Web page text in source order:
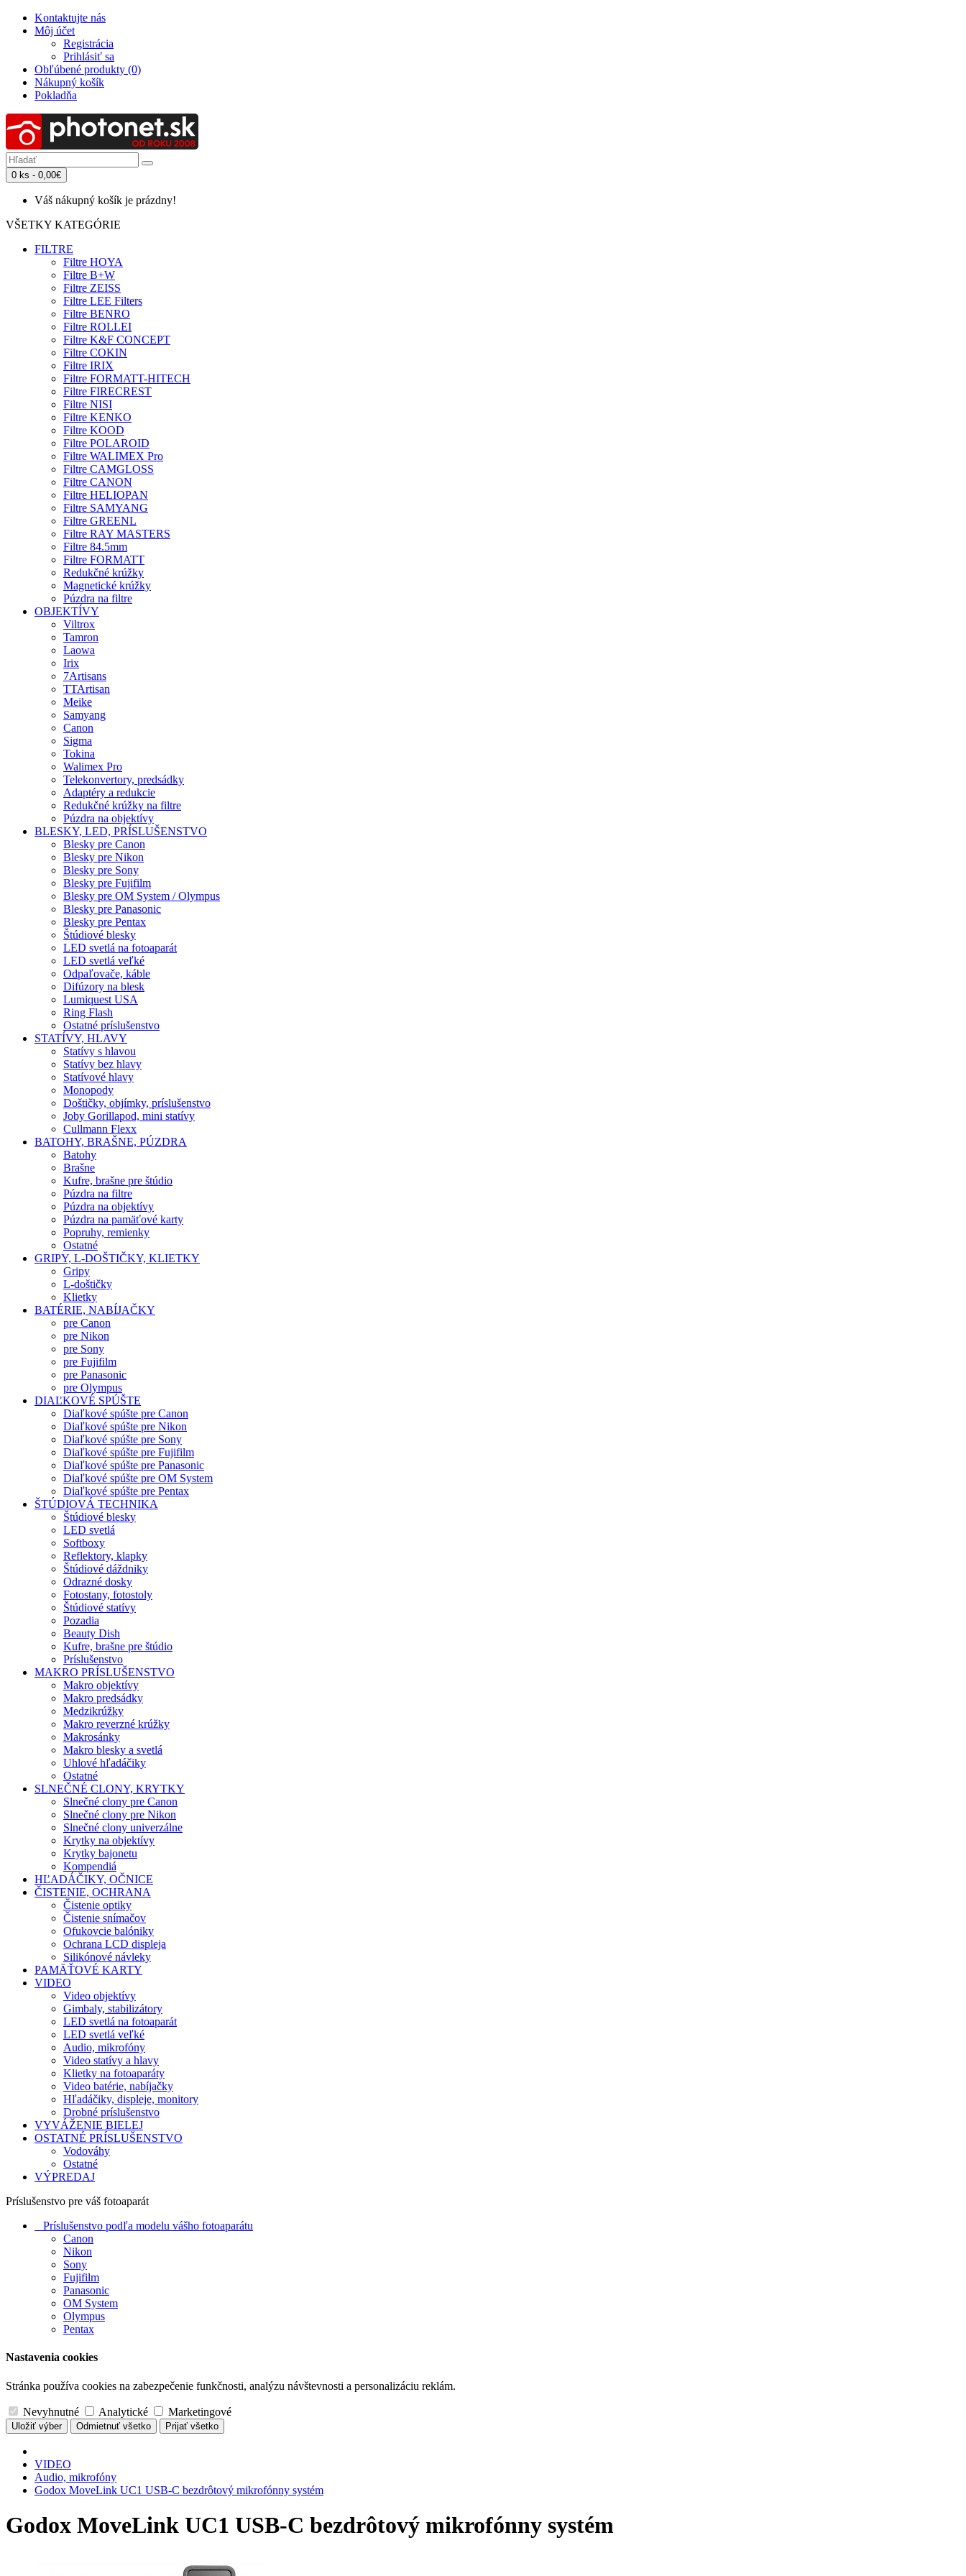
Kontaktujte nás
Môj účet
Registrácia
Prihlásiť sa
Obľúbené produkty (0)
Nákupný košík
Pokladňa
0 ks - 0,00€
Váš nákupný košík je prázdny!
VŠETKY KATEGÓRIE
FILTRE
Filtre HOYA
Filtre B+W
Filtre ZEISS
Filtre LEE Filters
Filtre BENRO
Filtre ROLLEI
Filtre K&F CONCEPT
Filtre COKIN
Filtre IRIX
Filtre FORMATT-HITECH
Filtre FIRECREST
Filtre NISI
Filtre KENKO
Filtre KOOD
Filtre POLAROID
Filtre WALIMEX Pro
Filtre CAMGLOSS
Filtre CANON
Filtre HELIOPAN
Filtre SAMYANG
Filtre GREENL
Filtre RAY MASTERS
Filtre 84.5mm
Filtre FORMATT
Redukčné krúžky
Magnetické krúžky
Púzdra na filtre
OBJEKTÍVY
Viltrox
Tamron
Laowa
Irix
7Artisans
TTArtisan
Meike
Samyang
Canon
Sigma
Tokina
Walimex Pro
Telekonvertory, predsádky
Adaptéry a redukcie
Redukčné krúžky na filtre
Púzdra na objektívy
BLESKY, LED, PRÍSLUŠENSTVO
Blesky pre Canon
Blesky pre Nikon
Blesky pre Sony
Blesky pre Fujifilm
Blesky pre OM System / Olympus
Blesky pre Panasonic
Blesky pre Pentax
Štúdiové blesky
LED svetlá na fotoaparát
LED svetlá veľké
Odpaľovače, káble
Difúzory na blesk
Lumiquest USA
Ring Flash
Ostatné príslušenstvo
STATÍVY, HLAVY
Statívy s hlavou
Statívy bez hlavy
Statívové hlavy
Monopody
Doštičky, objímky, príslušenstvo
Joby Gorillapod, mini statívy
Cullmann Flexx
BATOHY, BRAŠNE, PÚZDRA
Batohy
Brašne
Kufre, brašne pre štúdio
Púzdra na filtre
Púzdra na objektívy
Púzdra na pamäťové karty
Popruhy, remienky
Ostatné
GRIPY, L-DOŠTIČKY, KLIETKY
Gripy
L-doštičky
Klietky
BATÉRIE, NABÍJAČKY
pre Canon
pre Nikon
pre Sony
pre Fujifilm
pre Panasonic
pre Olympus
DIAĽKOVÉ SPÚŠTE
Diaľkové spúšte pre Canon
Diaľkové spúšte pre Nikon
Diaľkové spúšte pre Sony
Diaľkové spúšte pre Fujifilm
Diaľkové spúšte pre Panasonic
Diaľkové spúšte pre OM System
Diaľkové spúšte pre Pentax
ŠTÚDIOVÁ TECHNIKA
Štúdiové blesky
LED svetlá
Softboxy
Reflektory, klapky
Štúdiové dáždniky
Odrazné dosky
Fotostany, fotostoly
Štúdiové statívy
Pozadia
Beauty Dish
Kufre, brašne pre štúdio
Príslušenstvo
MAKRO PRÍSLUŠENSTVO
Makro objektívy
Makro predsádky
Medzikrúžky
Makro reverzné krúžky
Makrosánky
Makro blesky a svetlá
Uhlové hľadáčiky
Ostatné
SLNEČNÉ CLONY, KRYTKY
Slnečné clony pre Canon
Slnečné clony pre Nikon
Slnečné clony univerzálne
Krytky na objektívy
Krytky bajonetu
Kompendiá
HĽADÁČIKY, OČNICE
ČISTENIE, OCHRANA
Čistenie optiky
Čistenie snímačov
Ofukovcie balóniky
Ochrana LCD displeja
Silikónové návleky
PAMÄŤOVÉ KARTY
VIDEO
Video objektívy
Gimbaly, stabilizátory
LED svetlá na fotoaparát
LED svetlá veľké
Audio, mikrofóny
Video statívy a hlavy
Klietky na fotoaparáty
Video batérie, nabíjačky
Hľadáčiky, displeje, monitory
Drobné príslušenstvo
VYVÁŽENIE BIELEJ
OSTATNÉ PRÍSLUŠENSTVO
Vodováhy
Ostatné
VÝPREDAJ
Príslušenstvo pre váš fotoaparát
Príslušenstvo podľa modelu vášho fotoaparátu
Canon
Nikon
Sony
Fujifilm
Panasonic
OM System
Olympus
Pentax
Nastavenia cookies
Stránka používa cookies na zabezpečenie funkčnosti, analýzu návštevnosti a personalizáciu reklám.
Nevyhnutné Analytické Marketingové
Uložiť výber Odmietnuť všetko Prijať všetko
VIDEO
Audio, mikrofóny
Godox MoveLink UC1 USB-C bezdrôtový mikrofónny systém
Godox MoveLink UC1 USB-C bezdrôtový mikrofónny systém